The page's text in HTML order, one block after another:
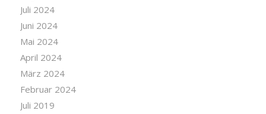
Juli 2024
Juni 2024
Mai 2024
April 2024
März 2024
Februar 2024
Juli 2019